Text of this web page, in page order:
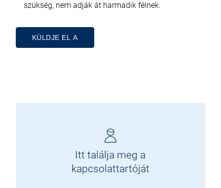
szükség, nem adják át harmadik félnek.
Itt találja meg a
kapcsolattartóját